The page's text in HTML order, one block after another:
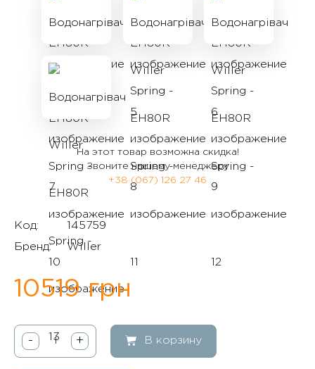
На этот товар возможна скидка!
Звоните нашему менеджеру
+38 (067) 126 27 46
Код:
145759
Бренд:
Willer
10519 грн
- + В корзину